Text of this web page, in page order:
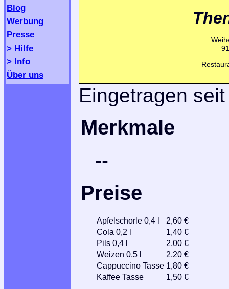
Blog
Werbung
Presse
> Hilfe
> Info
Über uns
Eingetragen
Merkmale
--
Preise
Apfelschorle 0,4 l
2,60 €
Cola 0,2 l
1,40 €
Pils 0,4 l
2,00 €
Weizen 0,5 l
2,20 €
Cappuccino Tasse 1,80 €
Kaffee Tasse
1,50 €